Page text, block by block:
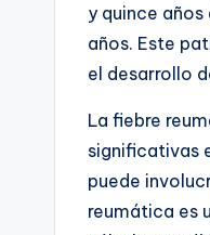
y quince
años. Este
el desarrollo
La fiebre
significativas
puede
reumática es